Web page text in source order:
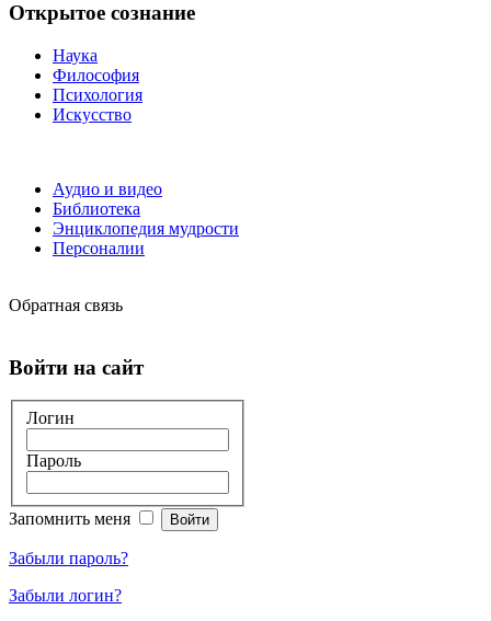
Открытое сознание
Наука
Философия
Психология
Искусство
Аудио и видео
Библиотека
Энциклопедия мудрости
Персоналии
Обратная связь
Войти на сайт
Логин
Пароль
Запомнить меня
Забыли пароль?
Забыли логин?